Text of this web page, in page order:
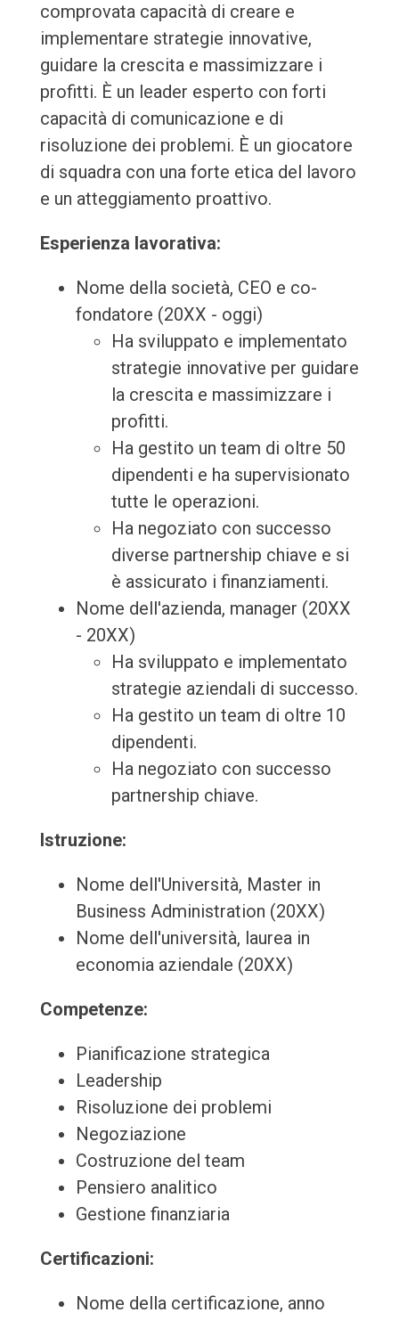
comprovata capacità di creare e
implementare strategie innovative,
guidare la crescita e massimizzare i
profitti. È un leader esperto con forti
capacità di comunicazione e di
risoluzione dei problemi. È un giocatore
di squadra con una forte etica del lavoro
e un atteggiamento proattivo.
Esperienza lavorativa:
Nome della società, CEO e co-
fondatore (20XX - oggi)
Ha sviluppato e implementato
strategie innovative per guidare
la crescita e massimizzare i
profitti.
Ha gestito un team di oltre 50
dipendenti e ha supervisionato
tutte le operazioni.
Ha negoziato con successo
diverse partnership chiave e si
è assicurato i finanziamenti.
Nome dell'azienda, manager (20XX
- 20XX)
Ha sviluppato e implementato
strategie aziendali di successo.
Ha gestito un team di oltre 10
dipendenti.
Ha negoziato con successo
partnership chiave.
Istruzione:
Nome dell'Università, Master in
Business Administration (20XX)
Nome dell'università, laurea in
economia aziendale (20XX)
Competenze:
Pianificazione strategica
Leadership
Risoluzione dei problemi
Negoziazione
Costruzione del team
Pensiero analitico
Gestione finanziaria
Certificazioni:
Nome della certificazione, anno